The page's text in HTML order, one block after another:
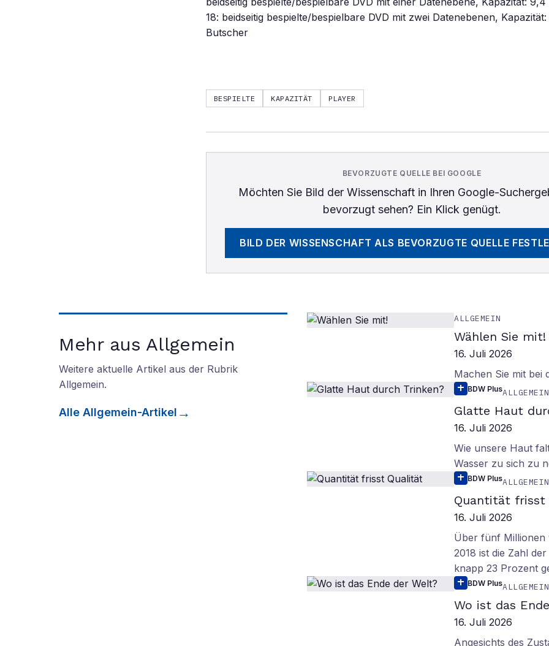
18: beidseitig bespielte/bespielbare DVD mit zwei Datenebenen,
Butscher
BESPIELTE KAPAZITÄT PLAYER
BEVORZUGTE QUELLE BEI GOOGLE
Möchten Sie Bild der Wissenschaftin Ihren Google-
bevorzugt sehen? Ein Klick genügt.
BILD DER WISSENSCHAFT ALS BEVORZUGTE QUELLE
Mehr aus Allgemein
Weitere aktuelle Artikel aus der Rubrik
Allgemein.
Alle Allgemein-Artikel
ALLGEMEIN
Wählen Sie mit!
16. Juli 2026
Machen Sie mit bei
BDW PlusALLGEMEIN
Glatte Haut
16. Juli 2026
Wie unsere Haut
Wasser zu sich zu
BDW PlusALLGEMEIN
Quantität frisst
16. Juli 2026
Über fünf Millionen
2018 ist die Zahl
knapp 23 Prozent
BDW PlusALLGEMEIN
Wo ist das
16. Juli 2026
Angesichts des